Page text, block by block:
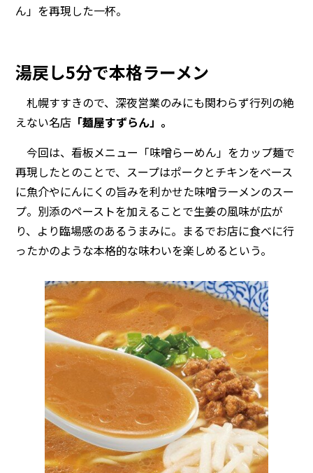
ん」を再現した一杯。
湯戻し5分で本格ラーメン
札幌すすきので、深夜営業のみにも関わらず行列の絶
えない名店 「麺屋すずらん」。
今回は、看板メニュー「味噌らーめん」をカップ麺で
再現したとのことで、スープはポークとチキンをベース
に魚介やにんにくの旨みを利かせた味噌ラーメンのスー
プ。別添のペーストを加えることで生姜の風味が広が
り、より臨場感のあるうまみに。まるでお店に食べに行
ったかのような本格的な味わいを楽しめるという。